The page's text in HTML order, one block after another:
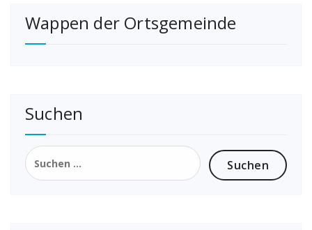
Beiträge
Wappen der Ortsgemeinde
Suchen
Suchen
nach: